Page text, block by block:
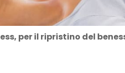
per il ripristino del